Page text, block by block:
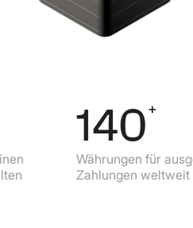
140+
Währungen für ausgehende
Zahlungen weltweit